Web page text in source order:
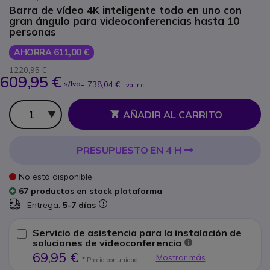
Barra de vídeo 4K inteligente todo en uno con
gran ángulo para videoconferencias hasta 10
personas
AHORRA 611,00 €
1220,95 €
609,95 € s/Iva- 738,04 € Iva incl.
Cantidad
AÑADIR AL CARRITO
PRESUPUESTO EN 4 H
No está disponible
67 productos en stock plataforma
Entrega: 5-7 días
Servicio de asistencia para la instalación de
soluciones de videoconferencia
69,95 € * Precio por unidad Mostrar más